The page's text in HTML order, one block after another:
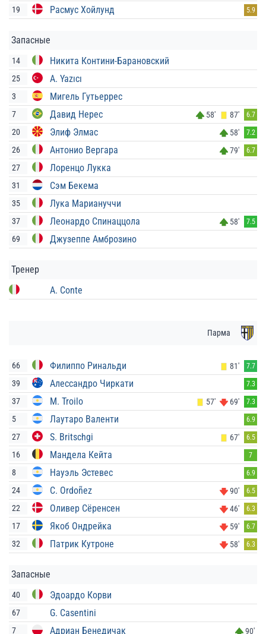
19 Расмус Хойлунд 5.9
Запасные
14 Никита Контини-Барановский
25 A. Yazıcı
3 Мигель Гутьеррес
7 Давид Нерес 58' 87' 6.7
20 Элиф Элмас 58' 7.2
26 Антонио Вергара 79' 6.7
27 Лоренцо Лукка
31 Сэм Бекема
35 Лука Мариануччи
37 Леонардо Спинаццола 58' 7.5
69 Джузеппе Амброзино
Тренер
A. Conte
Парма
66 Филиппо Ринальди 81' 7.7
39 Алессандро Чиркати 7.3
37 M. Troilo 57' 69' 7.3
5 Лаутаро Валенти 6.9
27 S. Britschgi 67' 6.5
16 Мандела Кейта 7
8 Науэль Эстевес 6.9
24 C. Ordoñez 90' 6.5
22 Оливер Сёренсен 46' 6.3
17 Якоб Ондрейка 59' 6.7
32 Патрик Кутроне 58' 6.3
Запасные
40 Эдоардо Корви
67 G. Casentini
7 Адриан Бенедичак 90'